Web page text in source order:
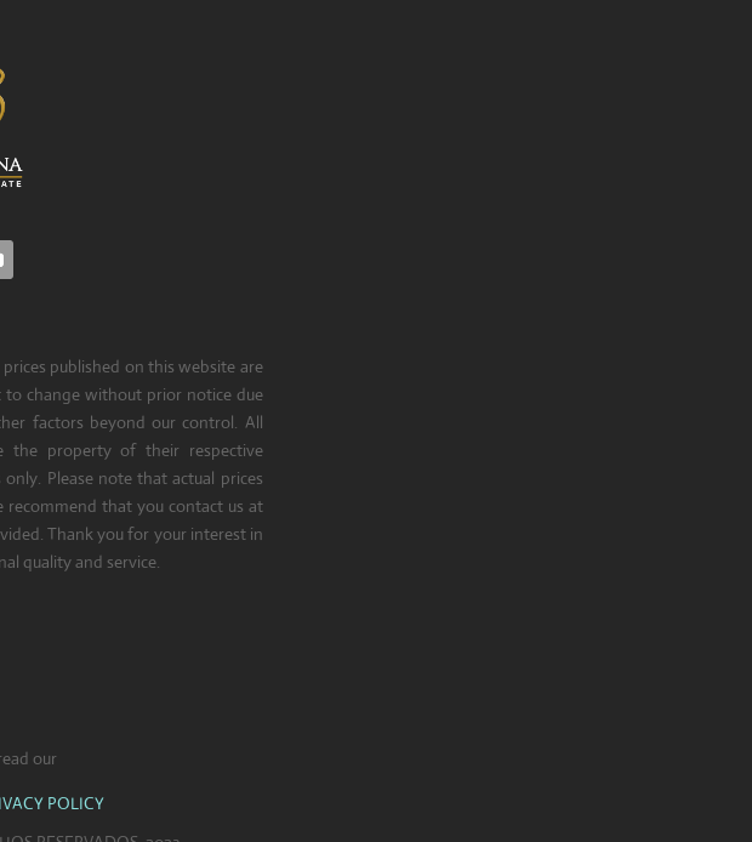
published on this website are
to change without prior notice due
factors beyond our control. All
the property of their respective
Please note that actual prices
that you contact us at
Thank you for your interest in
quality and service.
our
POLICY